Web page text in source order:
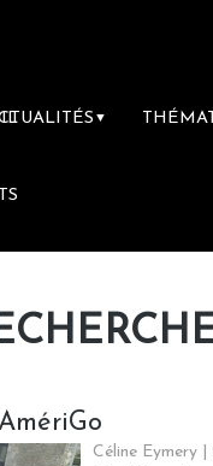
▼
Céline Eymery